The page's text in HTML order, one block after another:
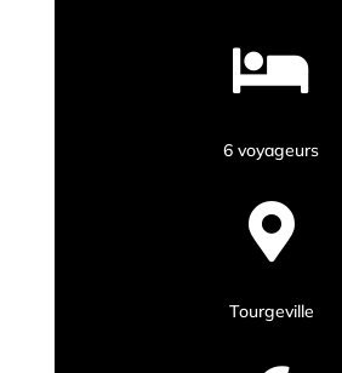

6 voyageurs

Tourgeville